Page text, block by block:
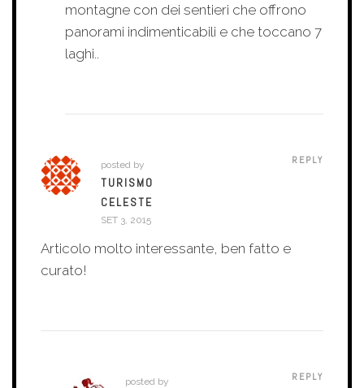
montagne con dei sentieri che offrono
panorami indimenticabili e che toccano 7
laghi..
posted by
TURISMO
CELESTE
SET 3, 2015
REPLY
Articolo molto interessante, ben fatto e
curato!
posted by REPLY